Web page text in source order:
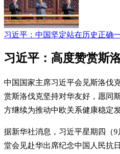
习近平：中国坚定站在历史正确
习近平：高度赞赏斯
中国国家主席习近平会见斯洛伐
赏斯洛伐克坚持对华友好，愿同
方继续为推动中欧关系健康稳定
据新华社消息，习近平星期四（
堂会见赴华出席纪念中国人民抗